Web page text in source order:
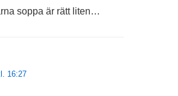
soppa är rätt liten…
16:27